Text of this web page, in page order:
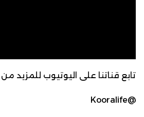
تابع قناتنا على اليوتيوب للمزيد
@Kooralife